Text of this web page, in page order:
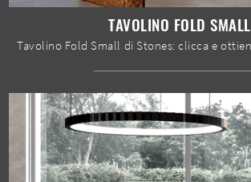
TAVOLINO FOLD SMALL